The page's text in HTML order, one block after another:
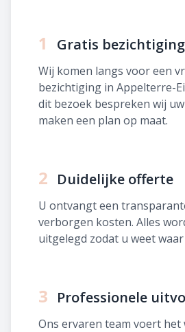
1 Gratis bezichtiging
Wij komen langs voor een
bezichtiging in Appelterre-
dit bezoek bespreken wij
maken een plan op maat.
2 Duidelijke offerte
U ontvangt een
verborgen kosten. Alles
uitgelegd zodat u weet
3 Professionele
Ons ervaren team voert